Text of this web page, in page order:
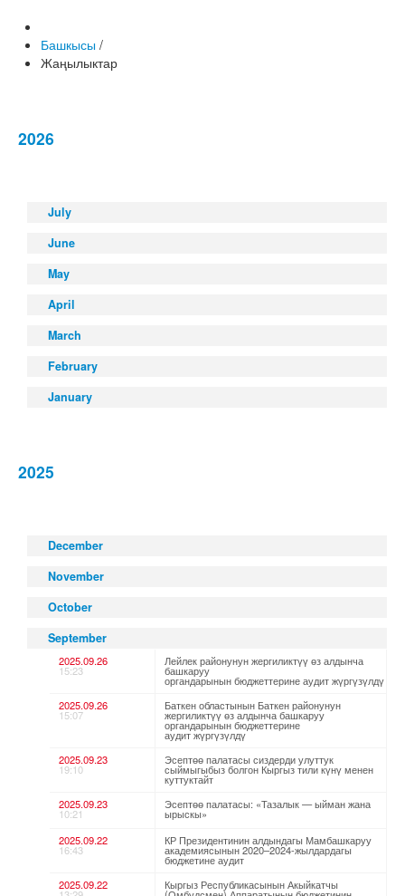
Башкысы /
Жаңылыктар
2026
July
June
May
April
March
February
January
2025
December
November
October
September
2025.09.26
15:23
Лейлек районунун жергиликтүү өз алдынча
башкаруу
органдарынын бюджеттерине аудит жүргүзүлдү
2025.09.26
15:07
Баткен областынын Баткен районунун
жергиликтүү өз алдынча башкаруу
органдарынын бюджеттерине
аудит жүргүзүлдү
2025.09.23
19:10
Эсептөө палатасы сиздерди улуттук
сыймыгыбыз болгон Кыргыз тили күнү менен
куттуктайт
2025.09.23
10:21
Эсептөө палатасы: «Тазалык — ыйман жана
ырыскы»
2025.09.22
16:43
КР Президентинин алдындагы Мамбашкаруу
академиясынын 2020–2024-жылдардагы
бюджетине аудит
2025.09.22
Кыргыз Республикасынын Акыйкатчы